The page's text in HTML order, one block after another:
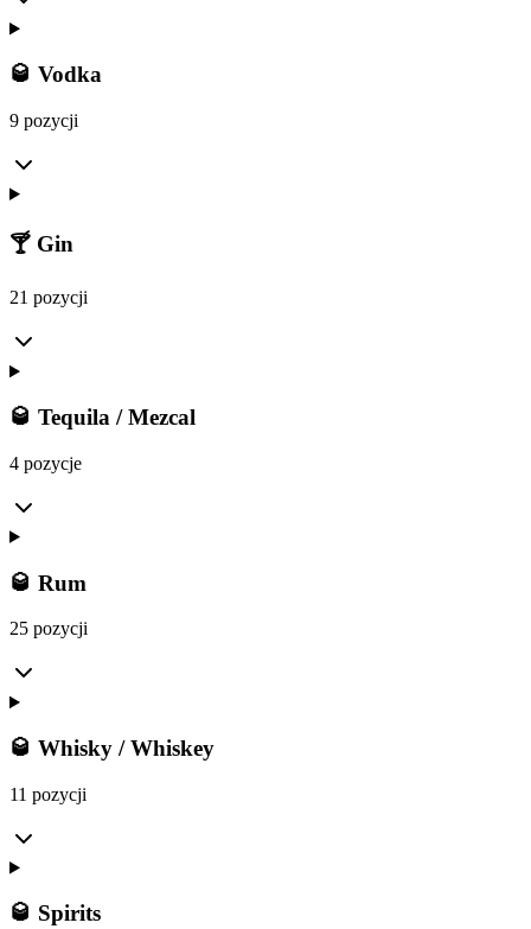
🥃 Vodka
9 pozycji
🍸 Gin
21 pozycji
🥃 Tequila / Mezcal
4 pozycje
🥃 Rum
25 pozycji
🥃 Whisky / Whiskey
11 pozycji
🥃 Spirits